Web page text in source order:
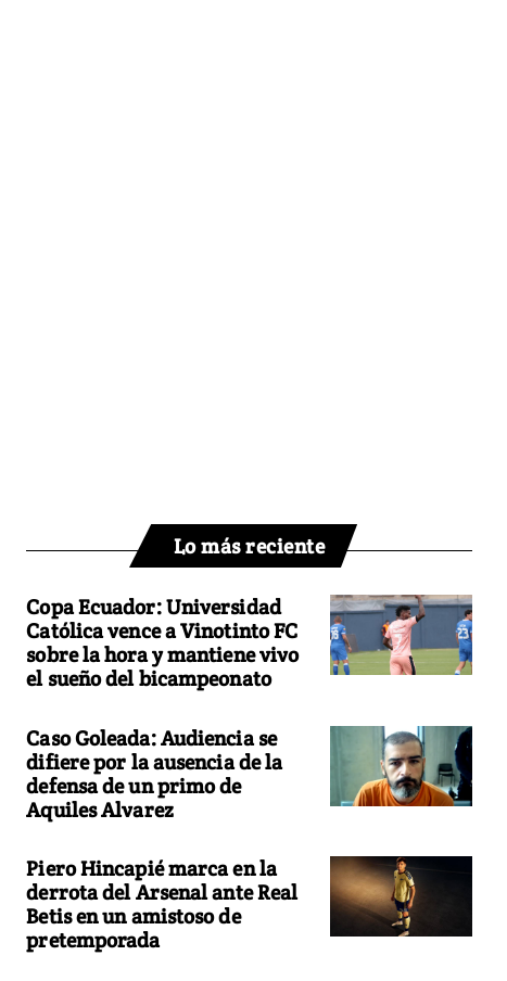
Lo más reciente
Copa Ecuador: Universidad
Católica vence a Vinotinto FC
sobre la hora y mantiene vivo
el sueño del bicampeonato
Caso Goleada: Audiencia se
difiere por la ausencia de la
defensa de un primo de
Aquiles Alvarez
Piero Hincapié marca en la
derrota del Arsenal ante Real
Betis en un amistoso de
pretemporada